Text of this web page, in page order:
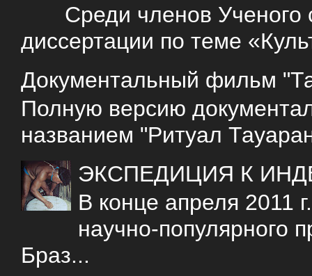
Среди членов Ученого
диссертации по теме
Документальный фильм
Полную версию
названием "Ритуал
ЭКСПЕДИЦИЯ К
В конце апреля 2011
научно-популярного
Браз...